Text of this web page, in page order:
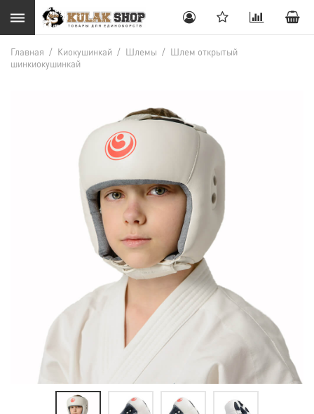
Главная / Киокушинкай / Шлемы / Шлем открытый
шинкиокушинкай